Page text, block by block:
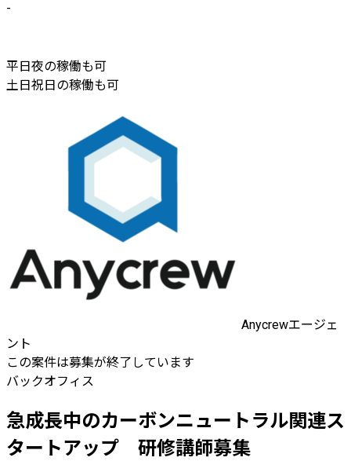
-
平日夜の稼働も可
土日祝日の稼働も可
Anycrewエージェ
ント
この案件は募集が終了しています
バックオフィス
急成長中のカーボンニュートラル関連ス
タートアップ 研修講師募集